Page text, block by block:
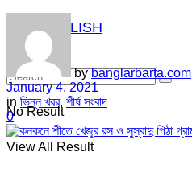
ENGLISH
No Result
View All Result
by banglarbarta.com
January 4, 2021
in ভিন্ন খবর, শীর্ষ সংবাদ
0